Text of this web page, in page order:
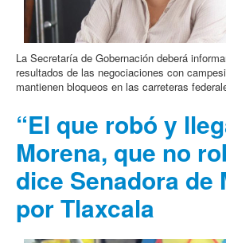
La Secretaría de Gobernación deberá
resultados de las negociaciones con
mantienen bloqueos en las carreteras
“El que robó y
Morena, que no
dice Senadora de
por Tlaxcala